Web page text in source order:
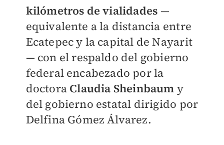
kilómetros de vialidades —
equivalente a la distancia entre
Ecatepec y la capital de Nayarit
— con el respaldo del gobierno
federal encabezado por la
doctora Claudia Sheinbaum y
del gobierno estatal dirigido por
Delfina Gómez Álvarez.